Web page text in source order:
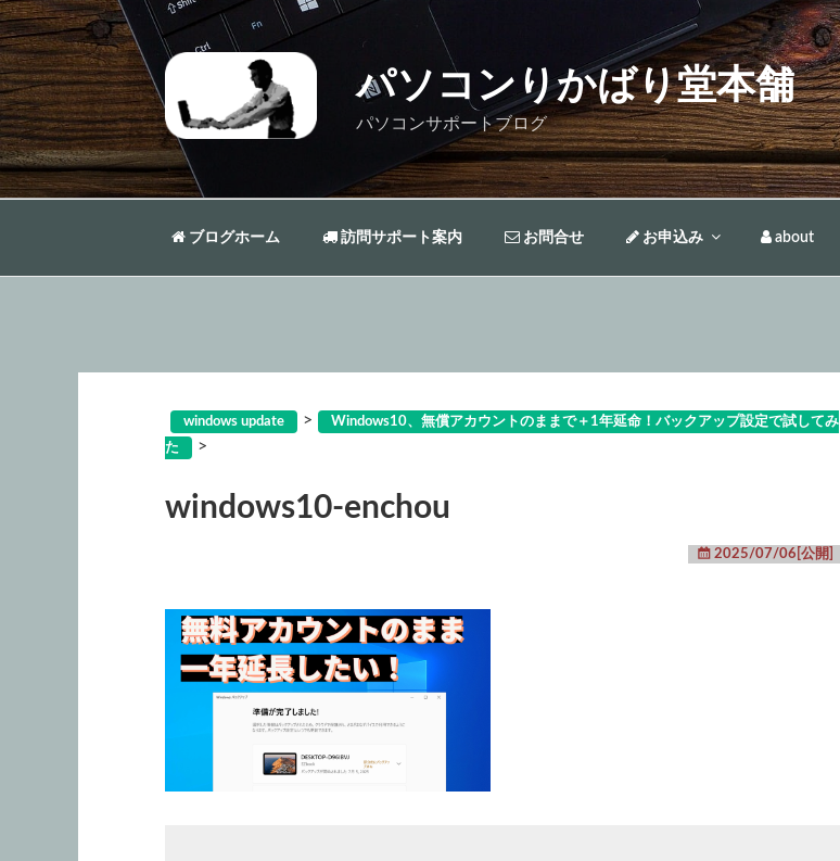
コ
ン
テ
ン
ツ
へ
ス
キ
パソコンりかばり堂本舗
パソコンサポートブログ
ブログホーム 訪問サポート案内 お問合せ お申込み about
windows update >
Windows10、無償アカウントのままで＋1年延命！バックアップ設定で試してみ
た
>
windows10-enchou
2025/07/06[公開]